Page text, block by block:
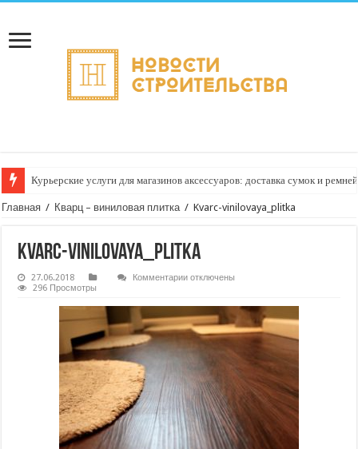
Курьерские услуги для магазинов аксессуаров: доставка сумок и ремней
Главная / Кварц – виниловая плитка / Kvarc-vinilovaya_plitka
Kvarc-vinilovaya_plitka
27.06.2018 Комментариик
vinilovaya_plitka
отключены
296 Просмотры